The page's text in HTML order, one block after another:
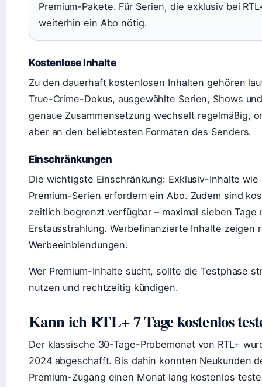
Premium-Pakete. Für Serien, die exklusiv bei
weiterhin ein Abo nötig.
Kostenlose Inhalte
Zu den dauerhaft kostenlosen Inhalten gehören
True-Crime-Dokus, ausgewählte Serien, Shows
genaue Zusammensetzung wechselt regelmäßig,
aber an den beliebtesten Formaten des Senders.
Einschränkungen
Die wichtigste Einschränkung: Exklusiv-Inhalte wie
Premium-Serien erfordern ein Abo. Zudem sind
zeitlich begrenzt verfügbar – maximal sieben Tage
Erstausstrahlung. Werbefinanzierte Inhalte zeigen
Werbeeinblendungen.
Wer Premium-Inhalte sucht, sollte die Testphase
nutzen und rechtzeitig kündigen.
Kann ich RTL+ 7 Tage kostenlos
Der klassische 30-Tage-Probemonat von RTL+
2024 abgeschafft. Bis dahin konnten Neukunden
Premium-Zugang einen Monat lang kostenlos